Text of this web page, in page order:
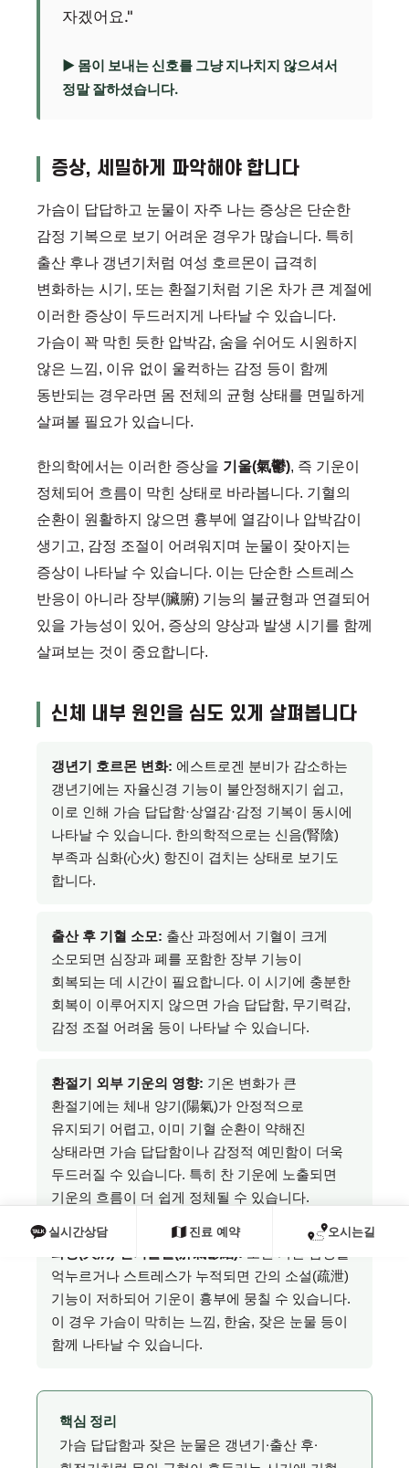
실시간상담 진료 예약 오시는길
자겠어요."
▶ 몸이 보내는 신호를 그냥 지나치지 않으셔서
정말 잘하셨습니다.
증상, 세밀하게 파악해야 합니다
가슴이 답답하고 눈물이 자주 나는 증상은 단순한
감정 기복으로 보기 어려운 경우가 많습니다. 특히
출산 후나 갱년기처럼 여성 호르몬이 급격히
변화하는 시기, 또는 환절기처럼 기온 차가 큰 계절에
이러한 증상이 두드러지게 나타날 수 있습니다.
가슴이 꽉 막힌 듯한 압박감, 숨을 쉬어도 시원하지
않은 느낌, 이유 없이 울컥하는 감정 등이 함께
동반되는 경우라면 몸 전체의 균형 상태를 면밀하게
살펴볼 필요가 있습니다.
한의학에서는 이러한 증상을 기울(氣鬱), 즉 기운이
정체되어 흐름이 막힌 상태로 바라봅니다. 기혈의
순환이 원활하지 않으면 흉부에 열감이나 압박감이
생기고, 감정 조절이 어려워지며 눈물이 잦아지는
증상이 나타날 수 있습니다. 이는 단순한 스트레스
반응이 아니라 장부(臟腑) 기능의 불균형과 연결되어
있을 가능성이 있어, 증상의 양상과 발생 시기를 함께
살펴보는 것이 중요합니다.
신체 내부 원인을 심도 있게 살펴봅니다
갱년기 호르몬 변화: 에스트로겐 분비가 감소하는
갱년기에는 자율신경 기능이 불안정해지기 쉽고,
이로 인해 가슴 답답함·상열감·감정 기복이 동시에
나타날 수 있습니다. 한의학적으로는 신음(腎陰)
부족과 심화(心火) 항진이 겹치는 상태로 보기도
합니다.
출산 후 기혈 소모: 출산 과정에서 기혈이 크게
소모되면 심장과 폐를 포함한 장부 기능이
회복되는 데 시간이 필요합니다. 이 시기에 충분한
회복이 이루어지지 않으면 가슴 답답함, 무기력감,
감정 조절 어려움 등이 나타날 수 있습니다.
환절기 외부 기운의 영향: 기온 변화가 큰
환절기에는 체내 양기(陽氣)가 안정적으로
유지되기 어렵고, 이미 기혈 순환이 약해진
상태라면 가슴 답답함이나 감정적 예민함이 더욱
두드러질 수 있습니다. 특히 찬 기운에 노출되면
기운의 흐름이 더 쉽게 정체될 수 있습니다.
억누르거나 스트레스가 누적되면 간의 소설(疏泄)
기능이 저하되어 기운이 흉부에 뭉칠 수 있습니다.
이 경우 가슴이 막히는 느낌, 한숨, 잦은 눈물 등이
함께 나타날 수 있습니다.
핵심 정리
가슴 답답함과 잦은 눈물은 갱년기·출산 후·